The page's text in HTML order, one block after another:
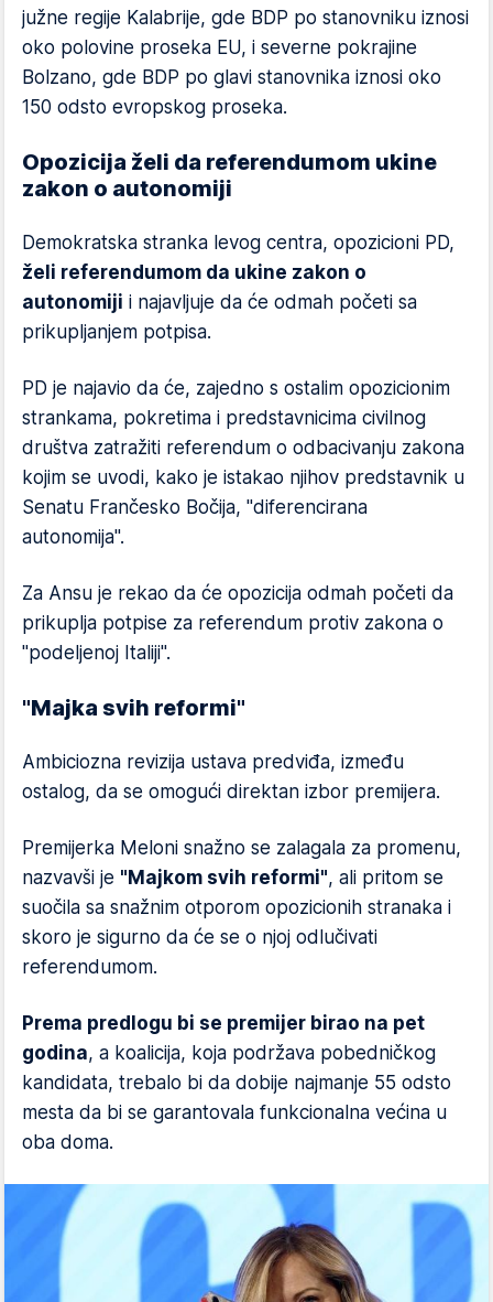
južne regije Kalabrije, gde BDP po stanovniku iznosi
oko polovine proseka EU, i severne pokrajine
Bolzano, gde BDP po glavi stanovnika iznosi oko
150 odsto evropskog proseka.
Opozicija želi da referendumom ukine
zakon o autonomiji
Demokratska stranka levog centra, opozicioni PD,
želi referendumom da ukine zakon o
autonomiji i najavljuje da će odmah početi sa
prikupljanjem potpisa.
PD je najavio da će, zajedno s ostalim opozicionim
strankama, pokretima i predstavnicima civilnog
društva zatražiti referendum o odbacivanju zakona
kojim se uvodi, kako je istakao njihov predstavnik u
Senatu Frančesko Bočija, "diferencirana
autonomija".
Za Ansu je rekao da će opozicija odmah početi da
prikuplja potpise za referendum protiv zakona o
"podeljenoj Italiji".
"Majka svih reformi"
Ambiciozna revizija ustava predviđa, između
ostalog, da se omogući direktan izbor premijera.
Premijerka Meloni snažno se zalagala za promenu,
nazvavši je "Majkom svih reformi", ali pritom se
suočila sa snažnim otporom opozicionih stranaka i
skoro je sigurno da će se o njoj odlučivati
referendumom.
Prema predlogu bi se premijer birao na pet
godina, a koalicija, koja podržava pobedničkog
kandidata, trebalo bi da dobije najmanje 55 odsto
mesta da bi se garantovala funkcionalna većina u
oba doma.